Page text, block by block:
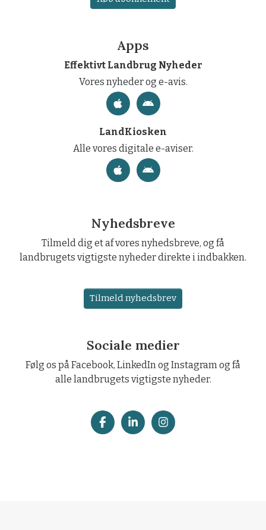
Apps
Effektivt Landbrug Nyheder
Vores nyheder og e-avis.
LandKiosken
Alle vores digitale e-aviser.
Nyhedsbreve
Tilmeld dig et af vores nyhedsbreve, og få
landbrugets vigtigste nyheder direkte i indbakken.
Tilmeld nyhedsbrev
Sociale medier
Følg os på Facebook, LinkedIn og Instagram og få
alle landbrugets vigtigste nyheder.